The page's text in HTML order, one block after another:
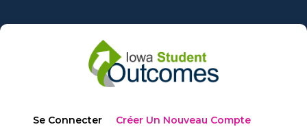
au
Onglets
Se Connecter Créer Un Nouveau Compte